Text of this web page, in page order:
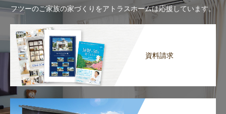
フツーのご家族の家づくりをアトラスホームは応援しています。
資料請求